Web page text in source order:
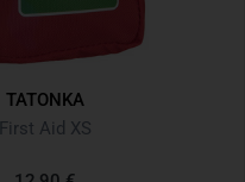
TATONKA
First Aid XS